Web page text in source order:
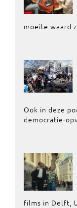
moeite waard
Ook in deze
democratie-
films in Delft,